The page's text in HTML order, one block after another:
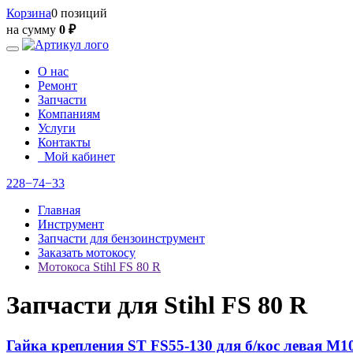
Корзина0 позиций
на сумму 0 ₽
О нас
Ремонт
Запчасти
Компаниям
Услуги
Контакты
Мой кабинет
228−74−33
Главная
Инструмент
Запчасти для бензоинструмент
Заказать мотокосу
Мотокоса Stihl FS 80 R
Запчасти для Stihl FS 80 R
Гайка крепления ST FS55-130 для б/кос левая